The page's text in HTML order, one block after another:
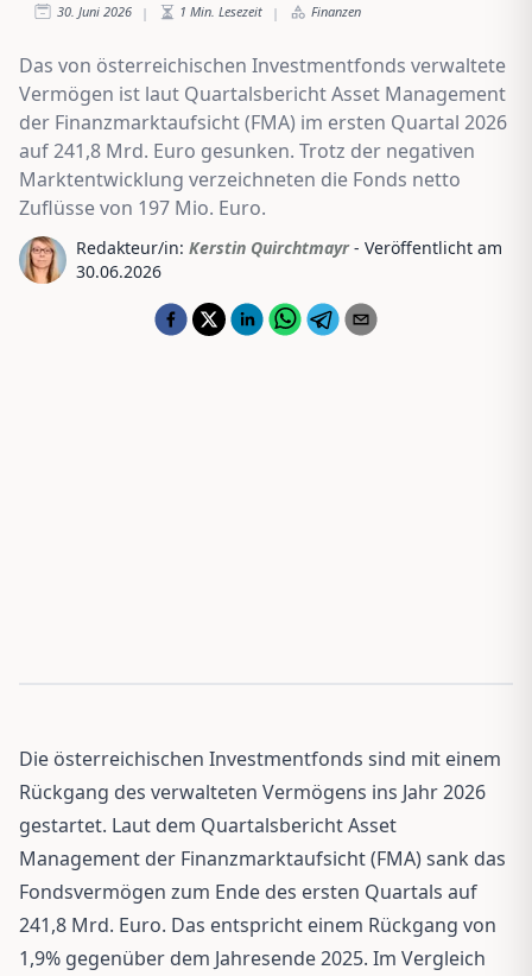
30. Juni 2026 | 1 Min. Lesezeit | Finanzen
Das von österreichischen Investmentfonds verwaltete
Vermögen ist laut Quartalsbericht Asset Management
der Finanzmarktaufsicht (FMA) im ersten Quartal 2026
auf 241,8 Mrd. Euro gesunken. Trotz der negativen
Marktentwicklung verzeichneten die Fonds netto
Zuflüsse von 197 Mio. Euro.
Redakteur/in: Kerstin Quirchtmayr - Veröffentlicht am
30.06.2026
Die österreichischen Investmentfonds sind mit einem
Rückgang des verwalteten Vermögens ins Jahr 2026
gestartet. Laut dem Quartalsbericht Asset
Management der Finanzmarktaufsicht (FMA) sank das
Fondsvermögen zum Ende des ersten Quartals auf
241,8 Mrd. Euro. Das entspricht einem Rückgang von
1,9% gegenüber dem Jahresende 2025. Im Vergleich